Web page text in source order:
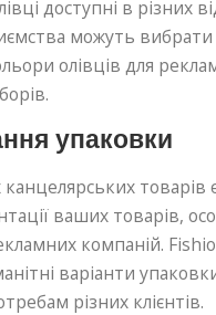
доступні в різних
можуть вибрати
олівців для
упаковки
товарів
ваших товарів,
компаній.
варіанти
різних клієнтів.